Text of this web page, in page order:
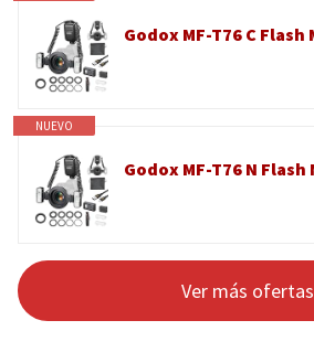
NUEVO
Ver más ofertas